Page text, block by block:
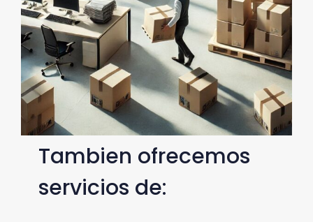
Tambien ofrecemos
servicios de: